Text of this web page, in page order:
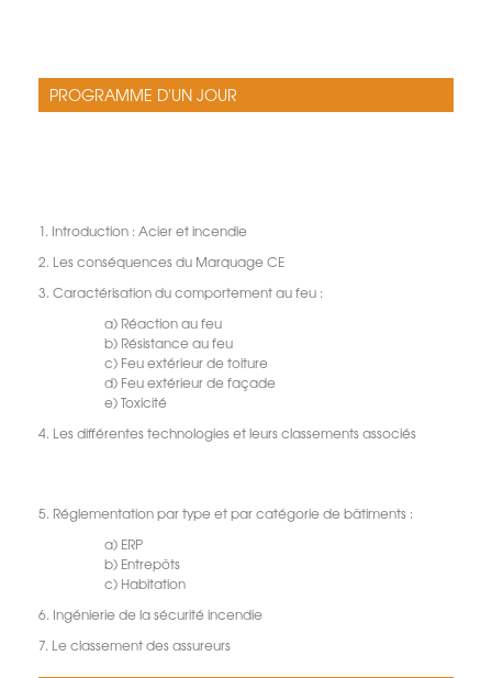
PROGRAMME D'UN JOUR
1. Introduction : Acier et incendie
2. Les conséquences du Marquage CE
3. Caractérisation du comportement au feu :
a) Réaction au feu
b) Résistance au feu
c) Feu extérieur de toiture
d) Feu extérieur de façade
e) Toxicité
4. Les différentes technologies et leurs classements associés
5. Réglementation par type et par catégorie de bâtiments :
a) ERP
b) Entrepôts
c) Habitation
6. Ingénierie de la sécurité incendie
7. Le classement des assureurs